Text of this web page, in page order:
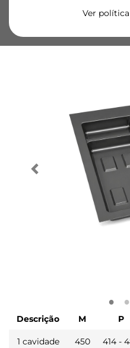
Ver
Ficha de produto
Descrição M P
1 cavidade 450 414 -